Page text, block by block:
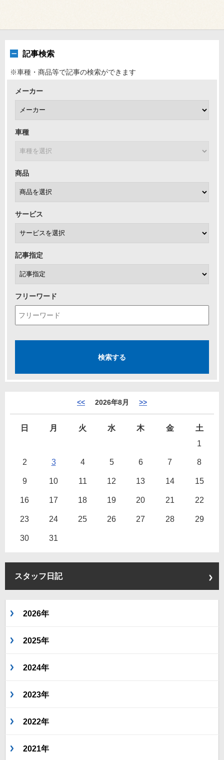
記事検索
※車種・商品等で記事の検索ができます
メーカー
車種
商品
サービス
記事指定
フリーワード
<< 2026年8月 >>
日 月 火 水 木 金
土
1
2 3 4 5 6 7 8
9 10 11 12 13 14 15
16 17 18 19 20 21 22
23 24 25 26 27 28 29
30 31
スタッフ日記
2026年
2025年
2024年
2023年
2022年
2021年